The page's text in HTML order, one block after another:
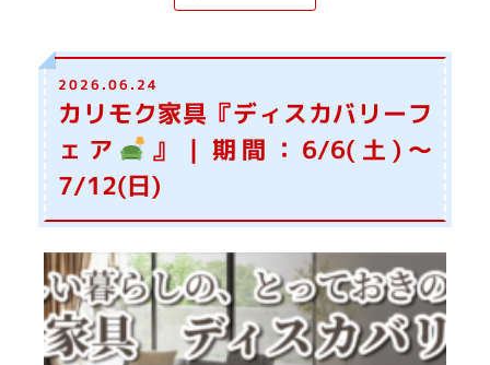
2026.06.24
カリモク家具『ディスカバリーフ
ェア
』｜期間：6/6(土)～
7/12(日)